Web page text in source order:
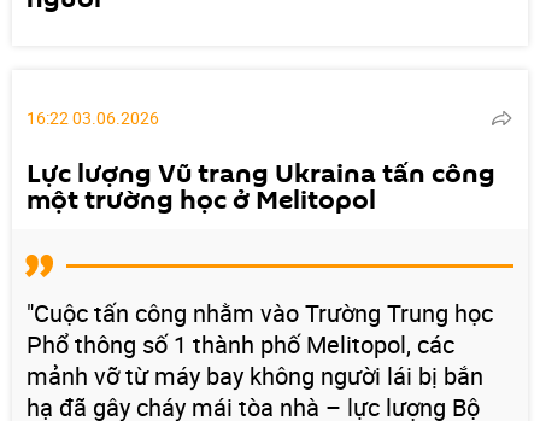
16:22 03.06.2026
Lực lượng Vũ trang Ukraina tấn công
một trường học ở Melitopol
"Cuộc tấn công nhằm vào Trường Trung học
Phổ thông số 1 thành phố Melitopol, các
mảnh vỡ từ máy bay không người lái bị bắn
hạ đã gây cháy mái tòa nhà – lực lượng Bộ